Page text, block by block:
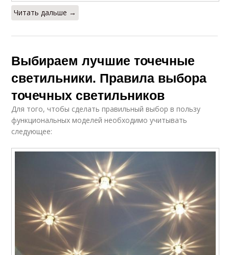
Читать дальше →
Выбираем лучшие точечные
светильники. Правила выбора
точечных светильников
Для того, чтобы сделать правильный выбор в пользу
функциональных моделей необходимо учитывать
следующее: